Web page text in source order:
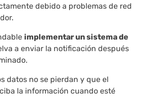
debido a problemas de red
implementar un sistema de
a enviar la notificación después
datos no se pierdan y que el
la información cuando esté